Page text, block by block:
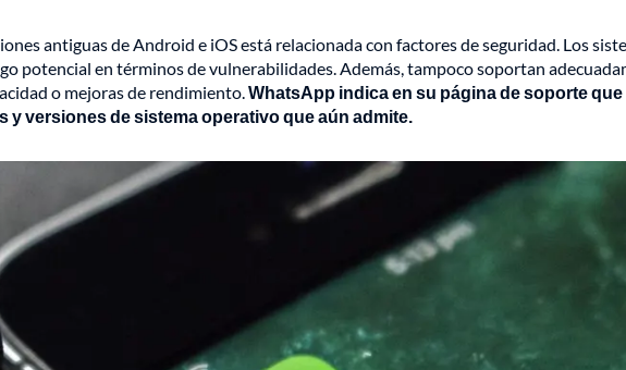
antiguas de Android e iOS está relacionada con factores de seguridad. Los
potencial en términos de vulnerabilidades. Además, tampoco soportan
o mejoras de rendimiento.WhatsApp indica en su página de soporte que
versiones de sistema operativo que aún admite.